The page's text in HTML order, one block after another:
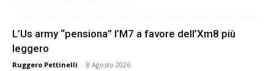
L’Us army “pensiona” l’M7 a favore dell’Xm8 più
leggero
Ruggero Pettinelli - 8 Agosto 2026